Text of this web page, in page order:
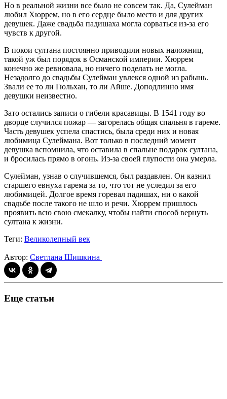
Но в реальной жизни все было не совсем так. Да, Сулейман
любил Хюррем, но в его сердце было место и для других
девушек. Даже свадьба падишаха могла сорваться из-за его
чувств к другой.
В покои султана постоянно приводили новых наложниц,
такой уж был порядок в Османской империи. Хюррем
конечно же ревновала, но ничего поделать не могла.
Незадолго до свадьбы Сулейман увлекся одной из рабынь.
Звали ее то ли Гюльхан, то ли Айше. Доподлинно имя
девушки неизвестно.
Зато остались записи о гибели красавицы. В 1541 году во
дворце случился пожар — загорелась общая спальня в гареме.
Часть девушек успела спастись, была среди них и новая
любимица Сулеймана. Вот только в последний момент
девушка вспомнила, что оставила в спальне подарок султана,
и бросилась прямо в огонь. Из-за своей глупости она умерла.
Сулейман, узнав о случившемся, был раздавлен. Он казнил
старшего евнуха гарема за то, что тот не уследил за его
любимицей. Долгое время горевал падишах, ни о какой
свадьбе после такого не шло и речи. Хюррем пришлось
проявить всю свою смекалку, чтобы найти способ вернуть
султана к жизни.
Теги: Великолепный век
Автор: Светлана Шишкина
Еще статьи